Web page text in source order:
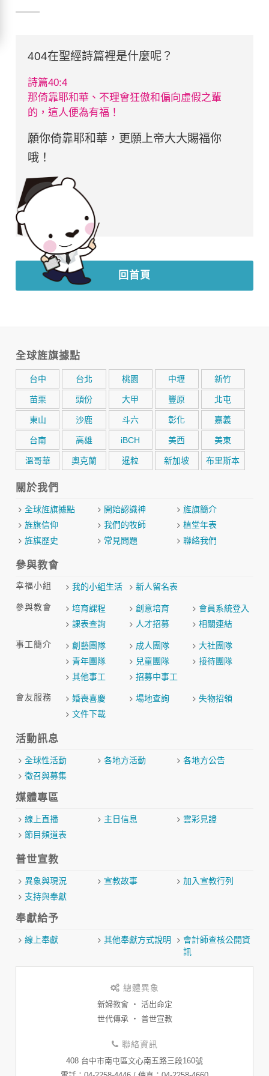
404在聖經詩篇裡是什麼呢？
詩篇40:4
那倚靠耶和華、不理會狂傲和偏向虛假之輩
的，這人便為有福！
願你倚靠耶和華，更願上帝大大賜福你
哦！
回首頁
全球旌旗據點
台中 台北 桃園 中壢 新竹
苗栗 頭份 大甲 豐原 北屯
東山 沙鹿 斗六 彰化 嘉義
台南 高雄 iBCH 美西 美東
溫哥華 奧克蘭 暹粒 新加坡 布里斯本
關於我們
全球旌旗據點 開始認識神
旌旗簡介
旌旗信仰
我們的牧師
植堂年表
旌旗歷史
常見問題 聯絡我們
參與教會
幸福小組 我的小組生活 新人留名表
參與教會 培育課程 創意培育
會員系統登入
課表查詢
人才招募 相關連結
事工簡介 創藝團隊 成人團隊
大社團隊
青年團隊
兒童團隊
接待團隊
其他事工
招募中事工
會友服務 婚喪喜慶 場地查詢
失物招領
文件下載
活動訊息
全球性活動 各地方活動
各地方公告
徵召與募集
媒體專區
線上直播 主日信息
雲彩見證
節目頻道表
普世宣教
異象與現況 宣教故事
加入宣教行列
支持與奉獻
奉獻給予
線上奉獻 其他奉獻方式說明
會計師查核公開資
訊
總體異象
新婦教會 ‧ 活出命定
世代傳承 ‧ 普世宣教
聯絡資訊
408 台中市南屯區文心南五路三段160號